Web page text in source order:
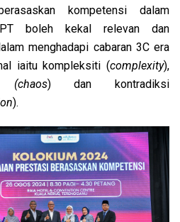
kompetensi dalam
boleh kekal relevan dan
menghadapi cabaran 3C era
iaitu kompleksiti (complexity),
(chaos) dan kontradiksi
).